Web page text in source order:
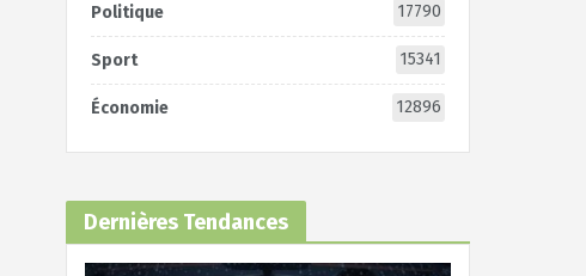
Politique 17790
Sport 15341
Économie 12896
Dernières Tendances